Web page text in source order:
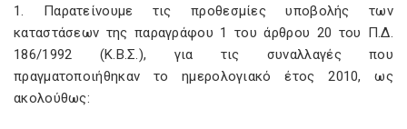
1. Παρατείνουμε τις προθεσμίες υποβολής των
καταστάσεων της παραγράφου 1 του άρθρου 20 του Π.Δ.
186/1992 (Κ.Β.Σ.), για τις συναλλαγές που
πραγματοποιήθηκαν το ημερολογιακό έτος 2010, ως
ακολούθως: